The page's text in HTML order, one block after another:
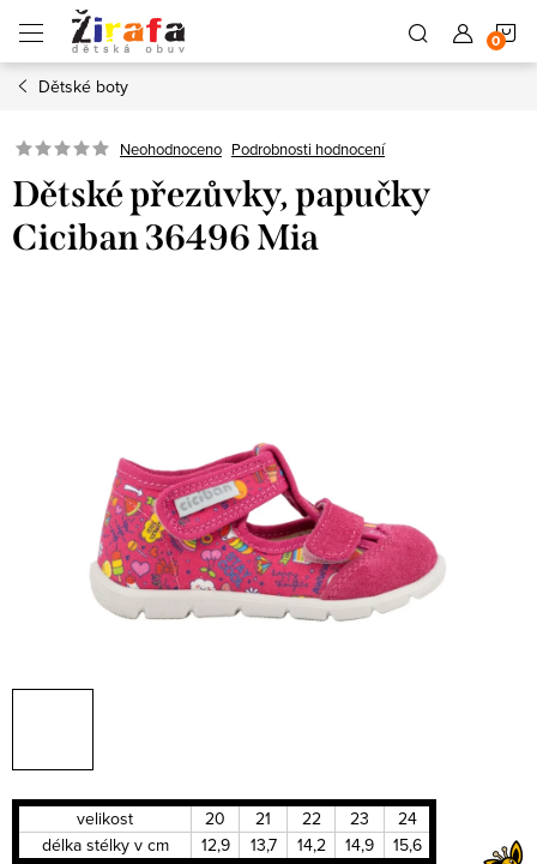
obsah
Dětské boty
Neohodnoceno Podrobnosti hodnocení
Dětské přezůvky, papučky
Ciciban 36496 Mia
velikost 20 21 22 23
24
délka stélky v cm
12,9 13,7 14,2 14,9
15,6